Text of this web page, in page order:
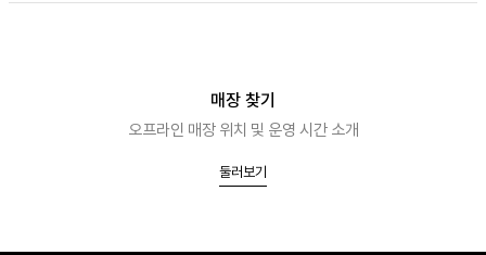
매장 찾기
오프라인 매장 위치 및 운영 시간 소개
둘러보기